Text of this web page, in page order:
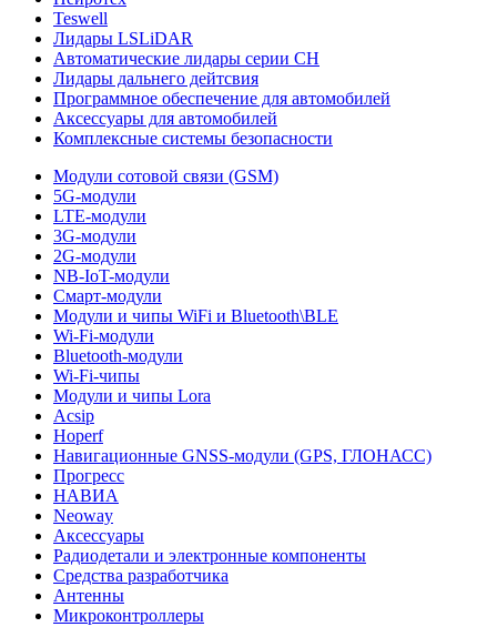
Teswell
Лидары LSLiDAR
Автоматические лидары серии CH
Лидары дальнего дейтсвия
Программное обеспечение для автомобилей
Аксессуары для автомобилей
Комплексные системы безопасности
Модули сотовой связи (GSM)
5G-модули
LTE-модули
3G-модули
2G-модули
NB-IoT-модули
Смарт-модули
Модули и чипы WiFi и Bluetooth\BLE
Wi-Fi-модули
Bluetooth-модули
Wi-Fi-чипы
Модули и чипы Lora
Acsip
Hoperf
Навигационные GNSS-модули (GPS, ГЛОНАСС)
Прогресс
НАВИА
Neoway
Аксессуары
Радиодетали и электронные компоненты
Средства разработчика
Антенны
Микроконтроллеры